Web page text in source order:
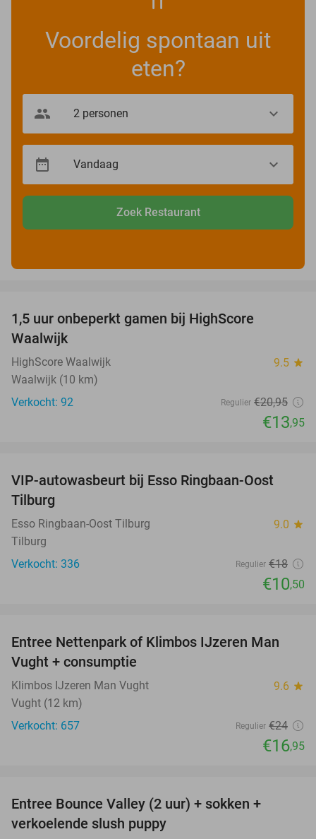
Voordelig spontaan uit
eten?
Zoek Restaurant
1,5 uur onbeperkt gamen bij HighScore
Waalwijk
HighScore Waalwijk 9.5 star
Waalwijk (10 km)
Verkocht: 92
Regulier €20,95
€13,95
42%
VIP-autowasbeurt bij Esso Ringbaan-Oost
Tilburg
Esso Ringbaan-Oost Tilburg 9.0 star
Tilburg
Verkocht: 336
Regulier €18
€10,50
29%
Entree Nettenpark of Klimbos IJzeren Man
Vught + consumptie
Klimbos IJzeren Man Vught 9.6 star
Vught (12 km)
Verkocht: 657
Regulier €24
€16,95
Entree Bounce Valley (2 uur) + sokken +
verkoelende slush puppy